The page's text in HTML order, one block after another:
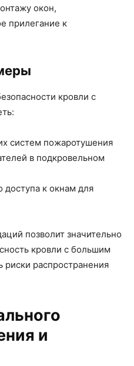
окон,
прилегание к
кровли с
систем пожаротушения
в подкровельном
доступа к окнам для
позволит значительно
кровли с большим
риски распространения
и